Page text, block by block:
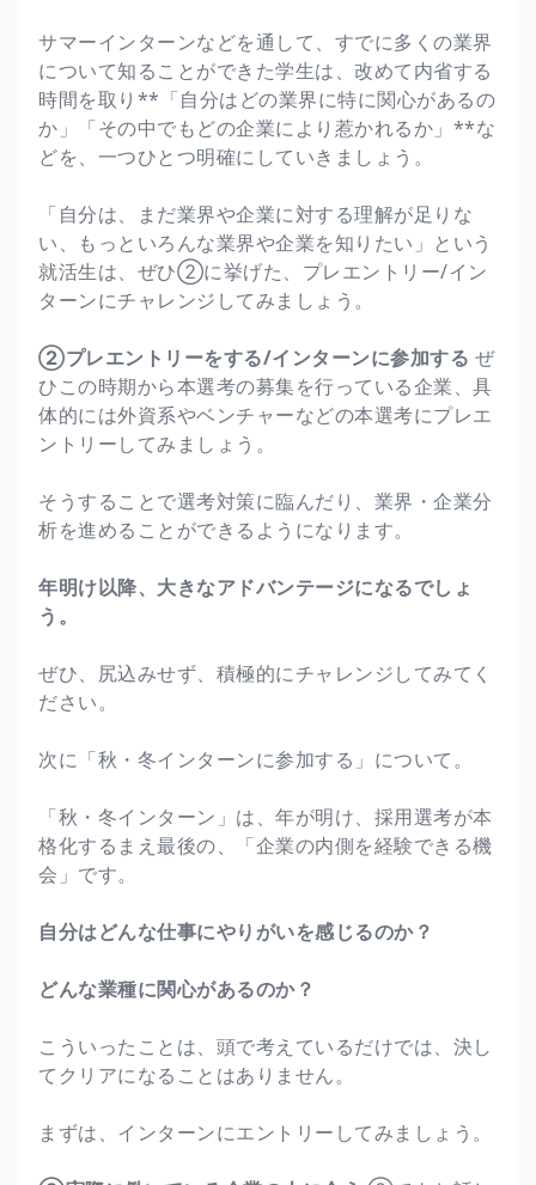
サマーインターンなどを通して、すでに多くの業界
について知ることができた学生は、改めて内省する
時間を取り**「自分はどの業界に特に関心があるの
か」「その中でもどの企業により惹かれるか」**な
どを、一つひとつ明確にしていきましょう。
「自分は、まだ業界や企業に対する理解が足りな
い、もっといろんな業界や企業を知りたい」という
就活生は、ぜひ②に挙げた、プレエントリー/イン
ターンにチャレンジしてみましょう。
②プレエントリーをする/インターンに参加する ぜ
ひこの時期から本選考の募集を行っている企業、具
体的には外資系やベンチャーなどの本選考にプレエ
ントリーしてみましょう。
そうすることで選考対策に臨んだり、業界・企業分
析を進めることができるようになります。
年明け以降、大きなアドバンテージになるでしょ
う。
ぜひ、尻込みせず、積極的にチャレンジしてみてく
ださい。
次に「秋・冬インターンに参加する」について。
「秋・冬インターン」は、年が明け、採用選考が本
格化するまえ最後の、「企業の内側を経験できる機
会」です。
自分はどんな仕事にやりがいを感じるのか？
どんな業種に関心があるのか？
こういったことは、頭で考えているだけでは、決し
てクリアになることはありません。
まずは、インターンにエントリーしてみましょう。